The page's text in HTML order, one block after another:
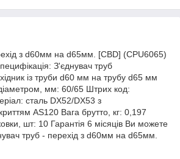
з d60мм на d65мм. [CBD] (CPU6065)
З'єднувач труб
із труби d60 мм на трубу d65 мм
діаметром, мм: 60/65 Штрих код:
сталь DX52/DX53 з
AS120 Вага брутто, кг: 0,197
шт: 10 Гарантія 6 місяців Ви можете
труб - перехід з d60мм на d65мм.